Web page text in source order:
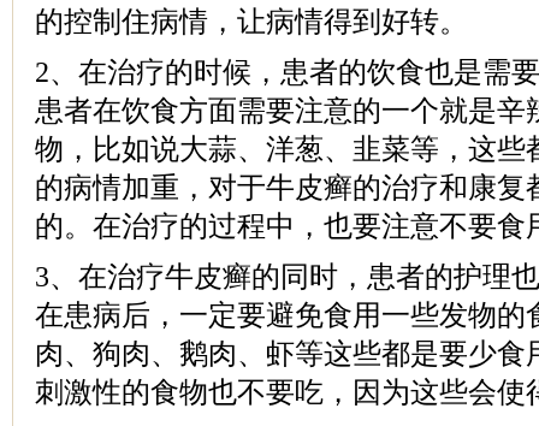
的控制住病情，让病情得到好转。
2、在治疗的时候，患者的饮食也是需
患者在饮食方面需要注意的一个就是辛
物，比如说大蒜、洋葱、韭菜等，这些
的病情加重，对于牛皮癣的治疗和康复
的。在治疗的过程中，也要注意不要食
3、在治疗牛皮癣的同时，患者的护理
在患病后，一定要避免食用一些发物的
肉、狗肉、鹅肉、虾等这些都是要少食
刺激性的食物也不要吃，因为这些会使